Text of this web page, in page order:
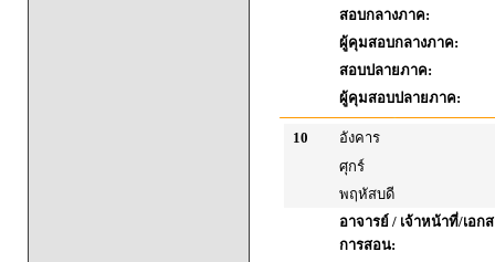
สอบกลางภาค:
ผู้คุมสอบกลางภาค:
สอบปลายภาค:
ผู้คุมสอบปลายภาค:
10
อังคาร
ศุกร์
พฤหัสบดี
อาจารย์ / เจ้าหน้าที่/เอก
การสอน: